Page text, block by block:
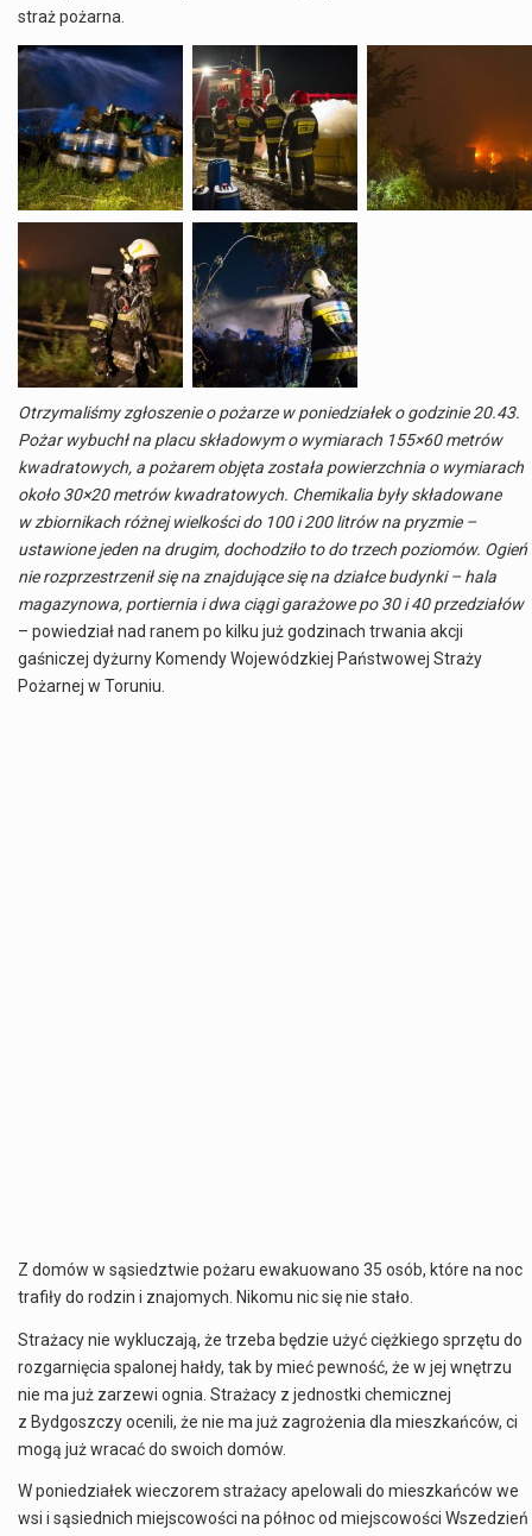
straż pożarna.
Otrzymaliśmy zgłoszenie o pożarze w poniedziałek o godzinie 20.43.
Pożar wybuchł na placu składowym o wymiarach 155×60 metrów
kwadratowych, a pożarem objęta została powierzchnia o wymiarach
około 30×20 metrów kwadratowych. Chemikalia były składowane
w zbiornikach różnej wielkości do 100 i 200 litrów na pryzmie –
ustawione jeden na drugim, dochodziło to do trzech poziomów. Ogień
nie rozprzestrzenił się na znajdujące się na działce budynki – hala
magazynowa, portiernia i dwa ciągi garażowe po 30 i 40 przedziałów
– powiedział nad ranem po kilku już godzinach trwania akcji
gaśniczej dyżurny Komendy Wojewódzkiej Państwowej Straży
Pożarnej w Toruniu.
Z domów w sąsiedztwie pożaru ewakuowano 35 osób, które na noc
trafiły do rodzin i znajomych. Nikomu nic się nie stało.
Strażacy nie wykluczają, że trzeba będzie użyć ciężkiego sprzętu do
rozgarnięcia spalonej hałdy, tak by mieć pewność, że w jej wnętrzu
nie ma już zarzewi ognia. Strażacy z jednostki chemicznej
z Bydgoszczy ocenili, że nie ma już zagrożenia dla mieszkańców, ci
mogą już wracać do swoich domów.
W poniedziałek wieczorem strażacy apelowali do mieszkańców we
wsi i sąsiednich miejscowości na północ od miejscowości Wszedzień